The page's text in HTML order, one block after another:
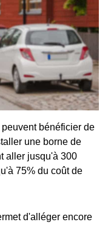
bénéficier de
une borne de
aller jusqu'à 300
75% du coût de
d'alléger encore